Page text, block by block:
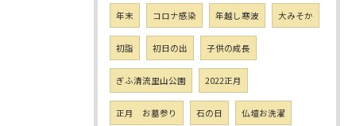
年末 コロナ感染 年越し寒波 大みそか
初詣 初日の出 子供の成長
ぎふ清流里山公園 2022正月
正月 お墓参り 石の日 仏壇お洗濯